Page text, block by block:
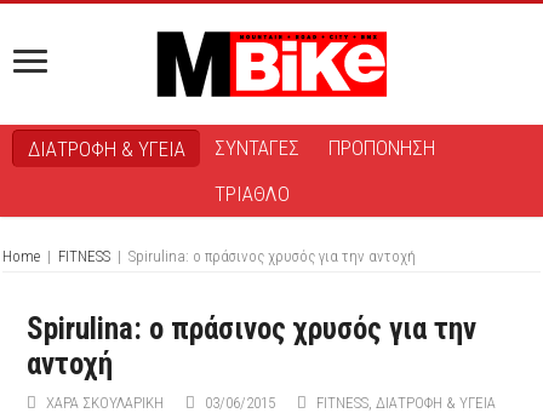
ΔΙΑΤΡΟΦΗ & ΥΓΕΙΑ ΣΥΝΤΑΓΕΣ
ΠΡΟΠΟΝΗΣΗ
ΤΡΙΑΘΛΟ
Home | FITNESS | Spirulina: ο πράσινος χρυσός για την αντοχή
Spirulina: ο πράσινος χρυσός για την
αντοχή
ΧΑΡΆ ΣΚΟΥΛΑΡΊΚΗ 03/06/2015 FITNESS ΔΙΑΤΡΟΦΗ & ΥΓΕΙΑ